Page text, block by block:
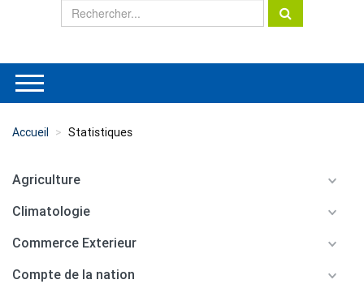
Accueil Statistiques
Agriculture
Climatologie
Commerce Exterieur
Compte de la nation